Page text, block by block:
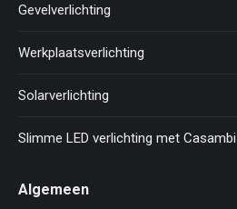
Gevelverlichting
Werkplaatsverlichting
Solarverlichting
Slimme LED verlichting met Casambi
Algemeen